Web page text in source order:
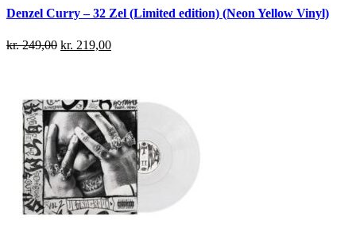
Denzel Curry – 32 Zel (Limited edition) (Neon Yellow Vinyl)
kr.249,00 kr. 219,00